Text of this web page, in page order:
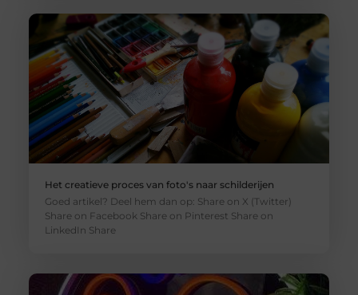
Het creatieve proces van foto's naar schilderijen
Goed artikel? Deel hem dan op: Share on X (Twitter)
Share on Facebook Share on Pinterest Share on
LinkedIn Share